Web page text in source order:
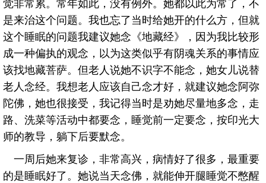
是来治这个问题。我也忘了当时给她开的什么方，但就
这个睡眠的问题我建议她念《地藏经》，因为我比较形
成一种偏执的观念，以为这类似乎有阴魂关系的事情应
该找地藏菩萨。但老人说她不识字不能念，她女儿说替
老人念经。我想老人应该自己念才好，就建议她念阿弥
陀佛，她也很接受，我记得当时是劝她尽量地多念，走
路、洗菜等活动中都要念，睡觉前一定要念，按印光大
师的教导，躺下后要默念。
一周后她来复诊，非常高兴，病情好了很多，最重要
的是睡眠好了。她说当天念佛，就能伸开腿睡觉不憋醒